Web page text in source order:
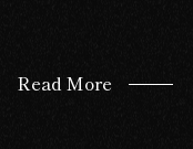
Read More